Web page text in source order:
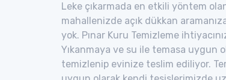
Leke çıkarmada en etkili yöntem
mahallenizde açık dükkan
yok. Pınar Kuru Temizleme
Yıkanmaya ve su ile temasa
temizlenip evinize teslim ediliyor.